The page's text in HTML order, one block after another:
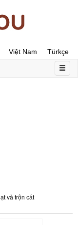
Việt Nam Türkçe
và trộn cát